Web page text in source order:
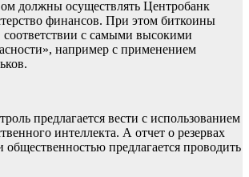
должны осуществлять Центробанк
финансов. При этом биткоины
соответствии с самыми высокими
например с применением
предлагается вести с использованием
интеллекта. А отчет о резервах
общественностью предлагается проводить